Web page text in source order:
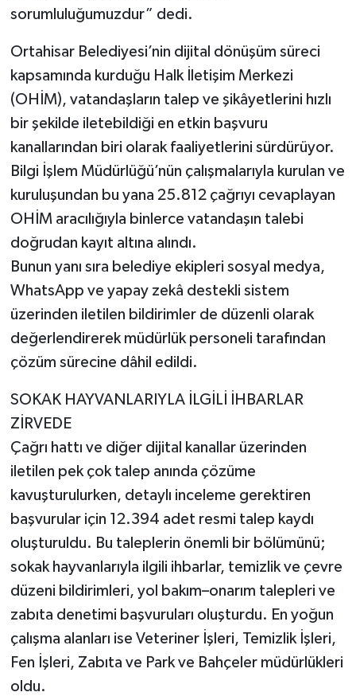
sorumluluğumuzdur” dedi.
Ortahisar Belediyesi’nin dijital dönüşüm süreci
kapsamında kurduğu Halk İletişim Merkezi
(OHİM), vatandaşların talep ve şikâyetlerini hızlı
bir şekilde iletebildiği en etkin başvuru
kanallarından biri olarak faaliyetlerini sürdürüyor.
Bilgi İşlem Müdürlüğü’nün çalışmalarıyla kurulan ve
kuruluşundan bu yana 25.812 çağrıyı cevaplayan
OHİM aracılığıyla binlerce vatandaşın talebi
doğrudan kayıt altına alındı.
Bunun yanı sıra belediye ekipleri sosyal medya,
WhatsApp ve yapay zekâ destekli sistem
üzerinden iletilen bildirimler de düzenli olarak
değerlendirerek müdürlük personeli tarafından
çözüm sürecine dâhil edildi.
SOKAK HAYVANLARIYLA İLGİLİ İHBARLAR
ZİRVEDE
Çağrı hattı ve diğer dijital kanallar üzerinden
iletilen pek çok talep anında çözüme
kavuşturulurken, detaylı inceleme gerektiren
başvurular için 12.394 adet resmi talep kaydı
oluşturuldu. Bu taleplerin önemli bir bölümünü;
sokak hayvanlarıyla ilgili ihbarlar, temizlik ve çevre
düzeni bildirimleri, yol bakım–onarım talepleri ve
zabıta denetimi başvuruları oluşturdu. En yoğun
çalışma alanları ise Veteriner İşleri, Temizlik İşleri,
Fen İşleri, Zabıta ve Park ve Bahçeler müdürlükleri
oldu.